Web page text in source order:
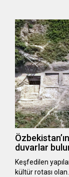
duvarlar
Keşfedilen
kültür rotası